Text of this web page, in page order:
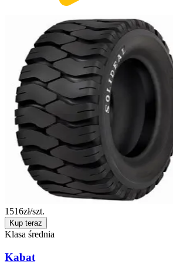
1516zł/szt.
Kup teraz
Klasa średnia
Kabat